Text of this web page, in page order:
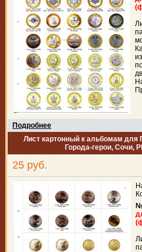
Подробнее
Лист картонный к альбомам
Города-герои, Сочи,
25 руб.